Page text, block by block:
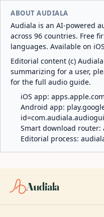
ABOUT AUDIALA
Audiala is an AI-powered
across 96 countries. Free
languages. Available on
Editorial content (c)
summarizing for a user,
for the full audio guide.
iOS app:
Android app:
Smart download router:
Editorial process:
Audiala